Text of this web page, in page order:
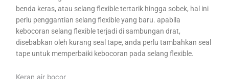
benda keras, atau selang flexible tertarik hingga sobek, hal ini
perlu penggantian selang flexible yang baru. apabila
kebocoran selang flexible terjadi di sambungan drat,
disebabkan oleh kurang seal tape, anda perlu tambahkan seal
tape untuk memperbaiki kebocoran pada selang flexible.
Keran air bocor